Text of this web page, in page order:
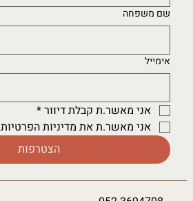
שם משפחה
אימייל
אני מאשר.ת קבלת דיוור*
אני מאשר.ת את מדיניות הפרטיות
הצטרפות